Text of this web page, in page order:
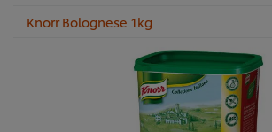
Knorr Bolognese 1kg